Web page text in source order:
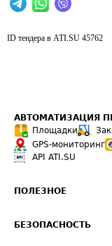
ID тендера в ATI.SU 45762
АВТОМАТИЗАЦИЯ
Площадки
GPS-мониторинг
API ATI.SU
ПОЛЕЗНОЕ
БЕЗОПАСНОСТЬ